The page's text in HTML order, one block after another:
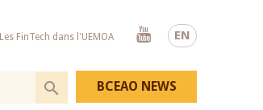
EN
Les FinTech dans l'UEMOA
Youtube
BCEAO NEWS